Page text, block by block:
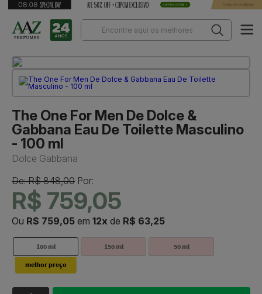
The One For Men De Dolce &
Gabbana Eau De Toilette Masculino
- 100 ml
Dolce Gabbana
De: R$ 848,00 Por:
R$ 759,05
Ou R$ 759,05 em 12x de R$ 63,25
100 ml 150 ml 50 ml